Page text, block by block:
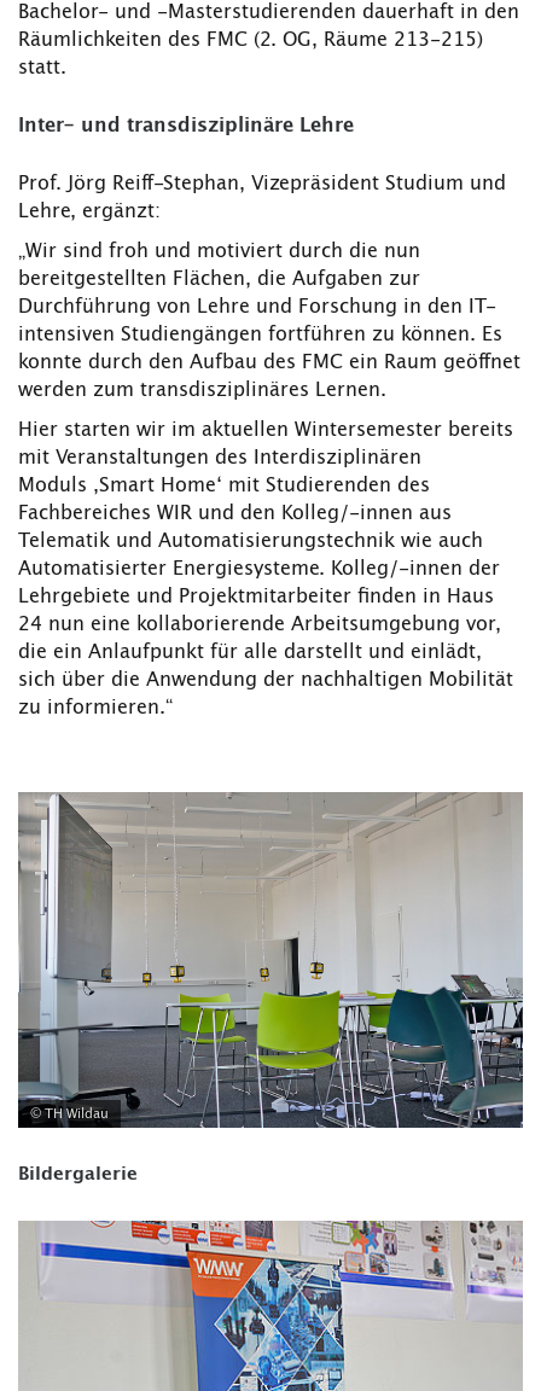
Bachelor- und -Masterstudierenden dauerhaft in den
Räumlichkeiten des FMC (2. OG, Räume 213-215)
statt.
Inter- und transdisziplinäre Lehre
Prof. Jörg Reiff-Stephan, Vizepräsident Studium und
Lehre, ergänzt:
„Wir sind froh und motiviert durch die nun
bereitgestellten Flächen, die Aufgaben zur
Durchführung von Lehre und Forschung in den IT-
intensiven Studiengängen fortführen zu können. Es
konnte durch den Aufbau des FMC ein Raum geöffnet
werden zum transdisziplinäres Lernen.
Hier starten wir im aktuellen Wintersemester bereits
mit Veranstaltungen des Interdisziplinären
Moduls ‚Smart Home‘ mit Studierenden des
Fachbereiches WIR und den Kolleg/-innen aus
Telematik und Automatisierungstechnik wie auch
Automatisierter Energiesysteme. Kolleg/-innen der
Lehrgebiete und Projektmitarbeiter finden in Haus
24 nun eine kollaborierende Arbeitsumgebung vor,
die ein Anlaufpunkt für alle darstellt und einlädt,
sich über die Anwendung der nachhaltigen Mobilität
zu informieren.“
© TH Wildau
Bildergalerie